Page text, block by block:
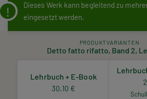
Dieses Werk kann begleitend zu
eingesetzt werden.
PRODUKTVARIANTEN
Detto fatto rifatto, Band 2,
Lehrbuch + E-Book
30,10 €